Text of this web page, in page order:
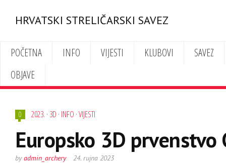
HRVATSKI STRELIČARSKI SAVEZ
POČETNA INFO VIJESTI KLUBOVI
SAVEZ
OBJAVE
0 2023. · 3D · INFO ·VIJESTI
Europsko 3D
byadmin_archery 24. rujna 2023